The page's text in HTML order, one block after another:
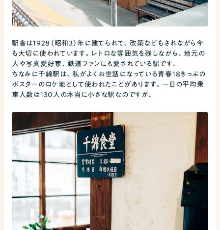
駅舎は1928（昭和3）年に建てられて、改築などもされながら今
も大切に使われています。レトロな雰囲気を残しながら、地元の
人や写真愛好家、鉄道ファンにも愛されている駅です。
ちなみに千綿駅は、私がよくお世話になっている青春18きっぷの
ポスターのロケ地として使われたことがあります。一日の平均乗
車人数は130人の本当に小さな駅なのですが、